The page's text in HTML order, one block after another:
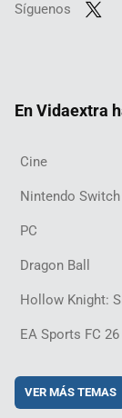
Síguenos
En Vidaextra
Cine
Nintendo Switch
PC
Dragon Ball
Hollow Knight:
EA Sports FC 26
VER MÁS TEMAS